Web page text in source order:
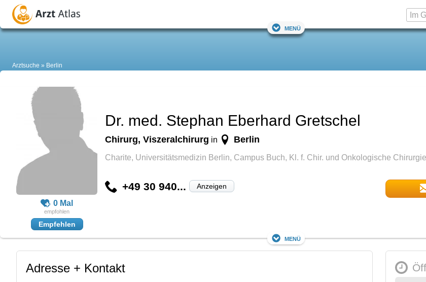
Menü
Arztsuche Berlin
0 Mal
Empfehlen
Dr. med. Stephan Eberhard Gretschel
Chirurg, Viszeralchirurg in Berlin
Charite, Universitätsmedizin Berlin, Campus Buch, Kl. f. Chir. und Onkologische
+49 30 940... Anzeigen
Menü
Adresse + Kontakt